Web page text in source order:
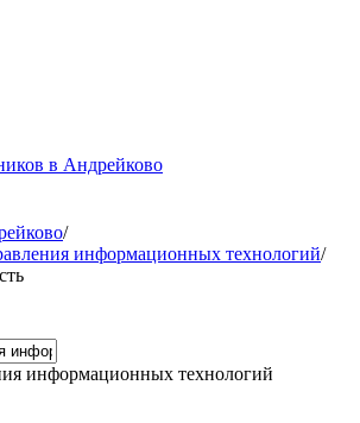
в Андрейково
/
информационных технологий/
информационных технологий